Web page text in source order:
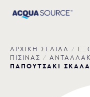
ΑΡΧΙΚΗ ΣΕΛΙΔΑ /
ΠΙΣΙΝΑΣ /
ΠΑΠΟΥΤΣΑΚΙ